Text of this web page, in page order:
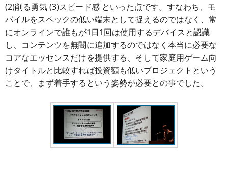
(2)削る勇気 (3)スピード感 といった点です。すなわち、モ
バイルをスペックの低い端末として捉えるのではなく、常
にオンラインで誰もが1日1回は使用するデバイスと認識
し、コンテンツを無闇に追加するのではなく本当に必要な
コアなエッセンスだけを提供する、そして家庭用ゲーム向
けタイトルと比較すれば投資額も低いプロジェクトという
ことで、まず着手するという姿勢が必要との事でした。